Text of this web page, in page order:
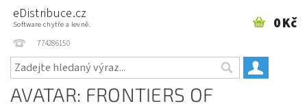
eDistribuce.cz
Software chytře a levně.
774286150
0 Kč
AVATAR: FRONTIERS OF